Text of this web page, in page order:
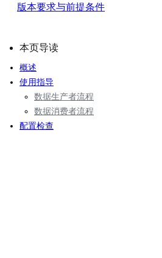
版本要求与前提条件
本页导读
概述
使用指导
数据生产者流程
数据消费者流程
配置检查